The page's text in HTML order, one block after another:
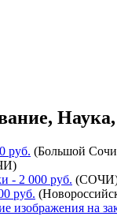
руб. (Большой Сочи
)
- 2 000 руб. (СОЧИ
руб. (
изображения на